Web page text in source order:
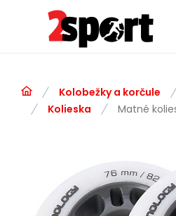
Kolobežky a korčule
Kolieska
Matné